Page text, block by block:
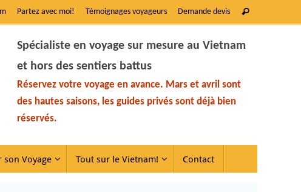
Partez avec moi! Témoignages voyageurs Demande devis
Spécialiste en voyage sur mesure au Vietnam
et hors des sentiers battus
Réservez votre voyage en avance. Mars et avril sont
des hautes saisons, les guides privés sont déjà bien
réservés.
son Voyage Tout sur le Vietnam! Contact